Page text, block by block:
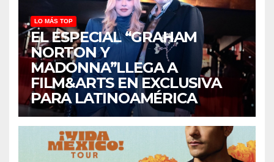
LO MÁS TOP
EL ESPECIAL “GRAHAM
NORTON Y
MADONNA”LLEGA A
FILM&ARTS EN EXCLUSIVA
PARA LATINOAMÉRICA